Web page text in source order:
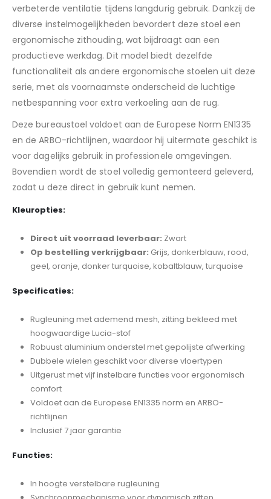
verbeterde ventilatie tijdens langdurig gebruik. Dankzij de
diverse instelmogelijkheden bevordert deze stoel een
ergonomische zithouding, wat bijdraagt aan een
productieve werkdag. Dit model biedt dezelfde
functionaliteit als andere ergonomische stoelen uit deze
serie, met als voornaamste onderscheid de luchtige
netbespanning voor extra verkoeling aan de rug.
Deze bureaustoel voldoet aan de Europese Norm EN1335
en de ARBO-richtlijnen, waardoor hij uitermate geschikt is
voor dagelijks gebruik in professionele omgevingen.
Bovendien wordt de stoel volledig gemonteerd geleverd,
zodat u deze direct in gebruik kunt nemen.
Kleuropties:
Direct uit voorraad leverbaar: Zwart
Op bestelling verkrijgbaar: Grijs, donkerblauw, rood,
geel, oranje, donker turquoise, kobaltblauw, turquoise
Specificaties:
Rugleuning met ademend mesh, zitting bekleed met
hoogwaardige Lucia-stof
Robuust aluminium onderstel met gepolijste afwerking
Dubbele wielen geschikt voor diverse vloertypen
Uitgerust met vijf instelbare functies voor ergonomisch
comfort
Voldoet aan de Europese EN1335 norm en ARBO-
richtlijnen
Inclusief 7 jaar garantie
Functies:
In hoogte verstelbare rugleuning